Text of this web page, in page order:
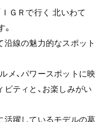
ＩＧＲで行く 北いわて
沿線の魅力的なスポット
メ、パワースポットに映
ビティと、お楽しみがい
活躍しているモデルの葛